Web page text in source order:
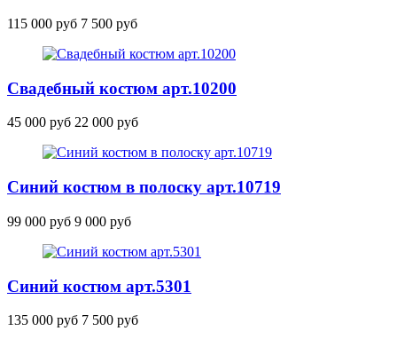
115 000 руб 7 500 руб
Свадебный костюм арт.10200
45 000 руб 22 000 руб
Синий костюм в полоску арт.10719
99 000 руб 9 000 руб
Синий костюм арт.5301
135 000 руб 7 500 руб